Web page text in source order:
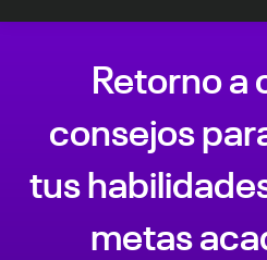
Retorno a
consejos
tus
metas